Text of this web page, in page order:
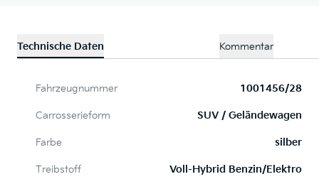
Technische Daten Kommentar
Fahrzeugnummer 1001456/28
Carrosserieform SUV / Geländewagen
Farbe silber
Treibstoff Voll-Hybrid Benzin/Elektro